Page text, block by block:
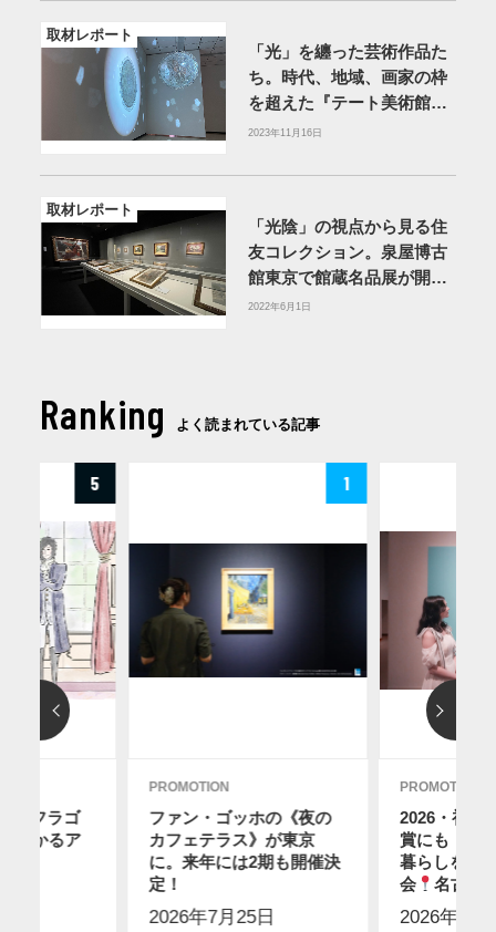
取材レポート
「光」を纏った芸術作品た
ち。時代、地域、画家の枠
を超えた『テート美術館
展』【大阪中之島美術館】
2023年11月16日
取材レポート
「光陰」の視点から見る住
友コレクション。泉屋博古
館東京で館蔵名品展が開催
中
2022年6月1日
Ranking よく読まれている記事
5
・フラゴ
わかるア
1
PROMOTION
ファン・ゴッホの《夜の
カフェテラス》が東京
に。来年には2期も開催決
定！
2026年7月25日
PROMOTION
2026・初め
賞にも！ス
暮らしを感
会
名古屋
2026年7月